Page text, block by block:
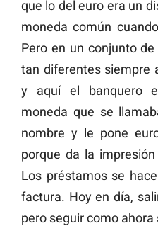
que lo del euro era un
moneda común
Pero en un conjunto
tan diferentes siempre
y aquí el banquero
moneda que se
nombre y le pone
porque da la
Los préstamos se
factura. Hoy en día,
pero seguir como